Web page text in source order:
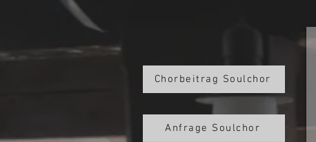
Chorbeitrag Soulchor
Anfrage Soulchor